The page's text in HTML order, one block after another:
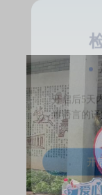
开启后5天
置语言的
开